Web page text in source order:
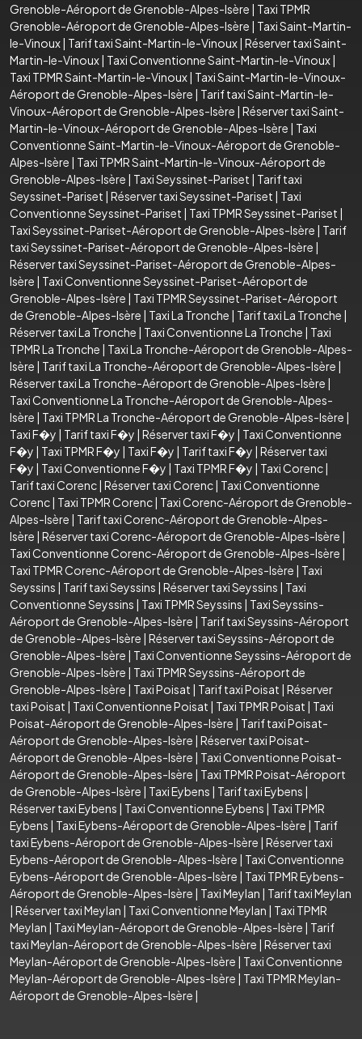
Grenoble-Aéroport de Grenoble-Alpes-Isère | Taxi TPMR
Grenoble-Aéroport de Grenoble-Alpes-Isère | Taxi Saint-Martin-
le-Vinoux| Tarif taxi Saint-Martin-le-Vinoux| Réserver taxi Saint-
Martin-le-Vinoux| Taxi Conventionne Saint-Martin-le-Vinoux|
Taxi TPMR Saint-Martin-le-Vinoux| Taxi Saint-Martin-le-Vinoux-
Aéroport de Grenoble-Alpes-Isère | Tarif taxi Saint-Martin-le-
Vinoux-Aéroport de Grenoble-Alpes-Isère | Réserver taxi Saint-
Martin-le-Vinoux-Aéroport de Grenoble-Alpes-Isère | Taxi
Conventionne Saint-Martin-le-Vinoux-Aéroport de Grenoble-
Alpes-Isère | Taxi TPMR Saint-Martin-le-Vinoux-Aéroport de
Grenoble-Alpes-Isère | Taxi Seyssinet-Pariset | Tarif taxi
Seyssinet-Pariset | Réserver taxi Seyssinet-Pariset | Taxi
Conventionne Seyssinet-Pariset | Taxi TPMR Seyssinet-Pariset |
Taxi Seyssinet-Pariset-Aéroport de Grenoble-Alpes-Isère | Tarif
taxi Seyssinet-Pariset-Aéroport de Grenoble-Alpes-Isère |
Réserver taxi Seyssinet-Pariset-Aéroport de Grenoble-Alpes-
Isère | Taxi Conventionne Seyssinet-Pariset-Aéroport de
Grenoble-Alpes-Isère | Taxi TPMR Seyssinet-Pariset-Aéroport
de Grenoble-Alpes-Isère | Taxi La Tronche | Tarif taxi La Tronche |
Réserver taxi La Tronche | Taxi Conventionne La Tronche | Taxi
TPMR La Tronche | Taxi La Tronche-Aéroport de Grenoble-Alpes-
Isère | Tarif taxi La Tronche-Aéroport de Grenoble-Alpes-Isère |
Réserver taxi La Tronche-Aéroport de Grenoble-Alpes-Isère |
Taxi Conventionne La Tronche-Aéroport de Grenoble-Alpes-
Isère | Taxi TPMR La Tronche-Aéroport de Grenoble-Alpes-Isère |
Taxi F�y | Tarif taxi F�y | Réserver taxi F�y | Taxi Conventionne
F�y | Taxi TPMR F�y | Taxi F�y | Tarif taxi F�y | Réserver taxi
F�y | Taxi Conventionne F�y | Taxi TPMR F�y | Taxi Corenc|
Tarif taxi Corenc| Réserver taxi Corenc| Taxi Conventionne
Corenc| Taxi TPMR Corenc| Taxi Corenc-Aéroport de Grenoble-
Alpes-Isère | Tarif taxi Corenc-Aéroport de Grenoble-Alpes-
Isère | Réserver taxi Corenc-Aéroport de Grenoble-Alpes-Isère |
Taxi Conventionne Corenc-Aéroport de Grenoble-Alpes-Isère |
Taxi TPMR Corenc-Aéroport de Grenoble-Alpes-Isère | Taxi
Seyssins | Tarif taxi Seyssins | Réserver taxi Seyssins | Taxi
Conventionne Seyssins | Taxi TPMR Seyssins | Taxi Seyssins-
Aéroport de Grenoble-Alpes-Isère | Tarif taxi Seyssins-Aéroport
de Grenoble-Alpes-Isère | Réserver taxi Seyssins-Aéroport de
Grenoble-Alpes-Isère | Taxi Conventionne Seyssins-Aéroport de
Grenoble-Alpes-Isère | Taxi TPMR Seyssins-Aéroport de
Grenoble-Alpes-Isère | Taxi Poisat | Tarif taxi Poisat | Réserver
taxi Poisat | Taxi Conventionne Poisat | Taxi TPMR Poisat | Taxi
Poisat-Aéroport de Grenoble-Alpes-Isère | Tarif taxi Poisat-
Aéroport de Grenoble-Alpes-Isère | Réserver taxi Poisat-
Aéroport de Grenoble-Alpes-Isère | Taxi Conventionne Poisat-
Aéroport de Grenoble-Alpes-Isère | Taxi TPMR Poisat-Aéroport
de Grenoble-Alpes-Isère | Taxi Eybens | Tarif taxi Eybens |
Réserver taxi Eybens | Taxi Conventionne Eybens | Taxi TPMR
Eybens | Taxi Eybens-Aéroport de Grenoble-Alpes-Isère | Tarif
taxi Eybens-Aéroport de Grenoble-Alpes-Isère | Réserver taxi
Eybens-Aéroport de Grenoble-Alpes-Isère | Taxi Conventionne
Eybens-Aéroport de Grenoble-Alpes-Isère | Taxi TPMR Eybens-
Aéroport de Grenoble-Alpes-Isère | Taxi Meylan | Tarif taxi Meylan
| Réserver taxi Meylan | Taxi Conventionne Meylan | Taxi TPMR
Meylan | Taxi Meylan-Aéroport de Grenoble-Alpes-Isère | Tarif
taxi Meylan-Aéroport de Grenoble-Alpes-Isère | Réserver taxi
Meylan-Aéroport de Grenoble-Alpes-Isère | Taxi Conventionne
Meylan-Aéroport de Grenoble-Alpes-Isère | Taxi TPMR Meylan-
Aéroport de Grenoble-Alpes-Isère |